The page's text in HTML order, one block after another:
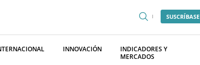
SUSCRÍBASE
INNOVACIÓN
INDICADORES Y
MERCADOS